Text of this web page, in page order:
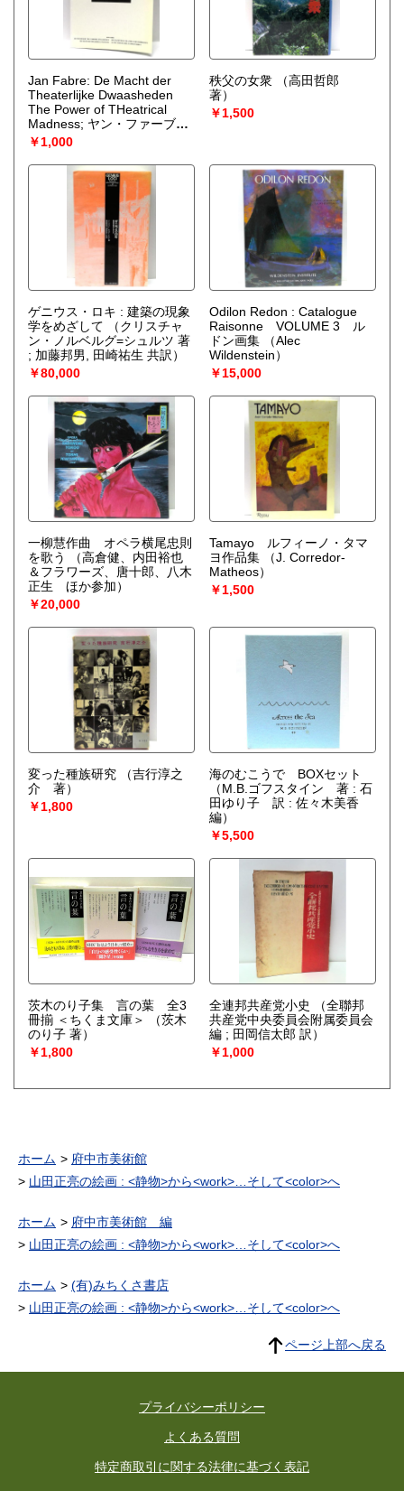
Jan Fabre: De Macht der
Theaterlijke Dwaasheden
The Power of THeatrical
Madness; ヤン・ファーブル
演劇的狂気の力
Fabre ヤン・ファーブル）
￥1,000
秩父の女衆
（高田哲郎
著）
￥1,500
ゲニウス・ロキ : 建築の現象
学をめざして
（クリスチャ
ン・ノルベルグ=シュルツ 著
; 加藤邦男, 田崎祐生 共訳）
￥80,000
Odilon Redon : Catalogue
Raisonne VOLUME 3 ル
ドン画集
（Alec
Wildenstein）
￥15,000
一柳慧作曲 オペラ横尾忠則
を歌う
（高倉健、内田裕也
＆フラワーズ、唐十郎、八木
正生 ほか参加）
￥20,000
Tamayo ルフィーノ・タマ
ヨ作品集
（J. Corredor-
Matheos）
￥1,500
変った種族研究
（吉行淳之
介 著）
￥1,800
海のむこうで BOXセット
（M.B.ゴフスタイン 著 : 石
田ゆり子 訳 : 佐々木美香
編）
￥5,500
茨木のり子集 言の葉 全3
冊揃 ＜ちくま文庫＞
（茨木
のり子 著）
￥1,800
全連邦共産党小史
（全聯邦
共産党中央委員会附属委員会
編 ; 田岡信太郎 訳）
￥1,000
ホーム
府中市美術館
山田正亮の絵画 : <静物>から<work>…そして<color>へ
ホーム
府中市美術館 編
山田正亮の絵画 : <静物>から<work>…そして<color>へ
ホーム
(有)みちくさ書店
山田正亮の絵画 : <静物>から<work>…そして<color>へ
ページ上部へ戻る
プライバシーポリシー
よくある質問
特定商取引に関する法律に基づく表記